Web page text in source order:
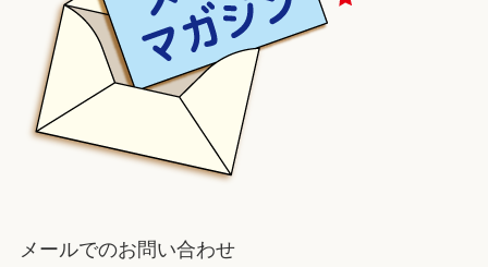
メールでのお問い合わせ